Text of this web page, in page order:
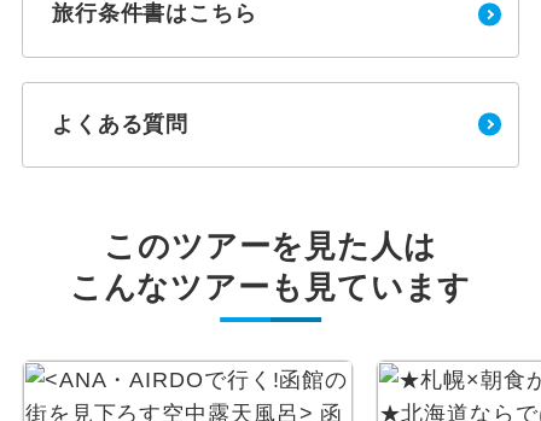
旅行条件書はこちら
よくある質問
このツアーを見た人は
こんなツアーも見ています